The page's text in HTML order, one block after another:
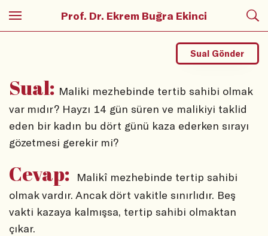
Prof. Dr. Ekrem Buğra Ekinci
Sual: Maliki mezhebinde tertib sahibi olmak
var mıdır? Hayzı 14 gün süren ve malikiyi taklid
eden bir kadın bu dört günü kaza ederken sırayı
gözetmesi gerekir mi?
Sual Gönder
Cevap:
Malikî mezhebinde tertip sahibi
olmak vardır. Ancak dört vakitle sınırlıdır. Beş
vakti kazaya kalmışsa, tertip sahibi olmaktan
çıkar.